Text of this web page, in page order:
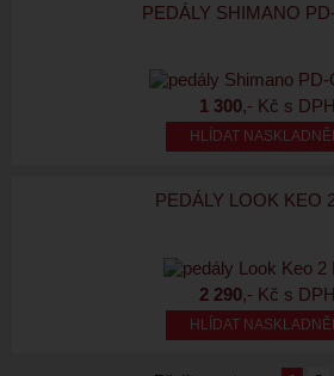
PEDÁLY SHIMANO
1 300,- Kč s DPH
HLÍDAT
PEDÁLY LOOK KEO
2 290,- Kč s DPH
HLÍDAT